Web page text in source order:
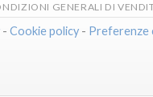
GENERALI DI
- Cookie policy - Preferenze